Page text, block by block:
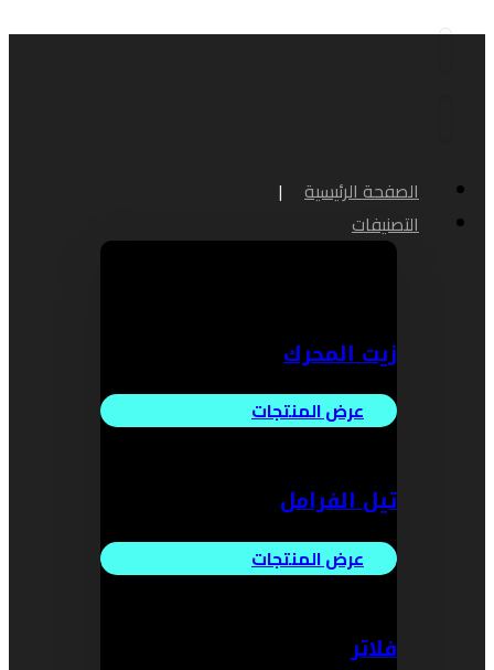
الصفحة الرئيسية
التصنيفات
زيت المحرك
عرض المنتجات
تيل الفرامل
عرض المنتجات
فلاتر